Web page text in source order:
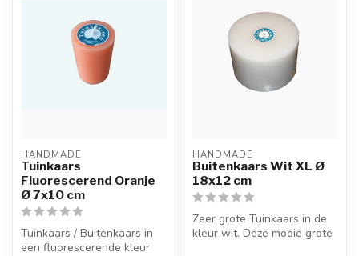
HANDMADE
Tuinkaars
Fluorescerend Oranje
Ø 7x10 cm
Tuinkaars / Buitenkaars in
een fluorescerende kleur
HANDMADE
Buitenkaars Wit XL Ø
18x12 cm
Zeer grote Tuinkaars in de
kleur wit. Deze mooie grote